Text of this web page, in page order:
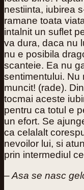
nestiinta, iubirea
ramane toata
intalnit un suflet
va dura, daca nu
nu e posibila
scanteie. Ea nu
sentimentului. Nu
muncit! (rade).
tocmai aceste
pentru ca totul e
un efort. Se
ca celalalt
nevoilor lui, si
prin intermediul
– Asa se nasc